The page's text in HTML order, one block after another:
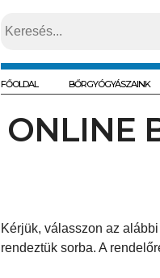
FŐOLDAL BŐRGYÓGYÁSZAINK
ONLINE
Kérjük, válasszon az
rendeztük sorba. A